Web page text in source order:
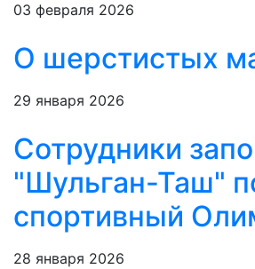
03 февраля 2026
О шерстистых
29 января 2026
Сотрудники
"Шульган-Таш"
спортивный
28 января 2026